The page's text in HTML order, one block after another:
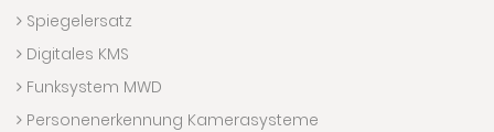
Spiegelersatz
Digitales KMS
Funksystem MWD
Personenerkennung Kamerasysteme